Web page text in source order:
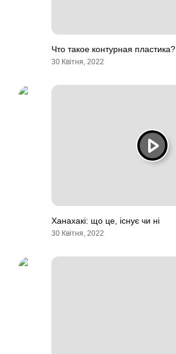
Что такое контурная пластика?
30 Квітня, 2022
Ханахакі: що це, існує чи ні
30 Квітня, 2022